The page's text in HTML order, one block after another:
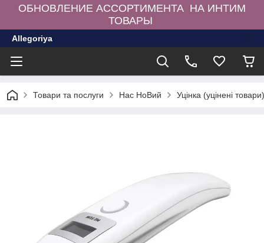
ОБНОВЛЕНИЕ АССОРТИМЕНТА НА ИНТИМ
ТОВАРЫ
Allegoriya
Товари та послуги Нас НоВий Уцінка (уцінені товари)